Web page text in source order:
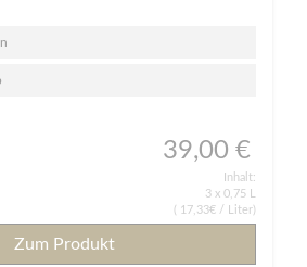
39,00 €
Inhalt:
3 x 0,75 L
( 17,33€ / Liter)
Zum Produkt